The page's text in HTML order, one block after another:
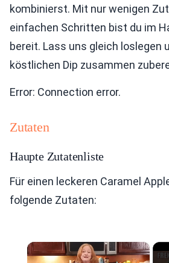
kombinierst. Mit nur wenigen
einfachen Schritten bist du im
bereit. Lass uns gleich loslegen
köstlichen Dip zusammen
Error: Connection error.
Zutaten
Haupte Zutatenliste
Für einen leckeren Caramel
folgende Zutaten:
×